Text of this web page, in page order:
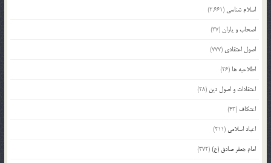
اسلام شناسی (2,661)
اصحاب و یاران(37)
اصول اعتقادی (777)
اطلاعیه ها (26)
اعتقادات و اصول دین (28)
اعتکاف (43)
اعیاد اسلامی (211)
امام جعفر صادق (ع)(372)